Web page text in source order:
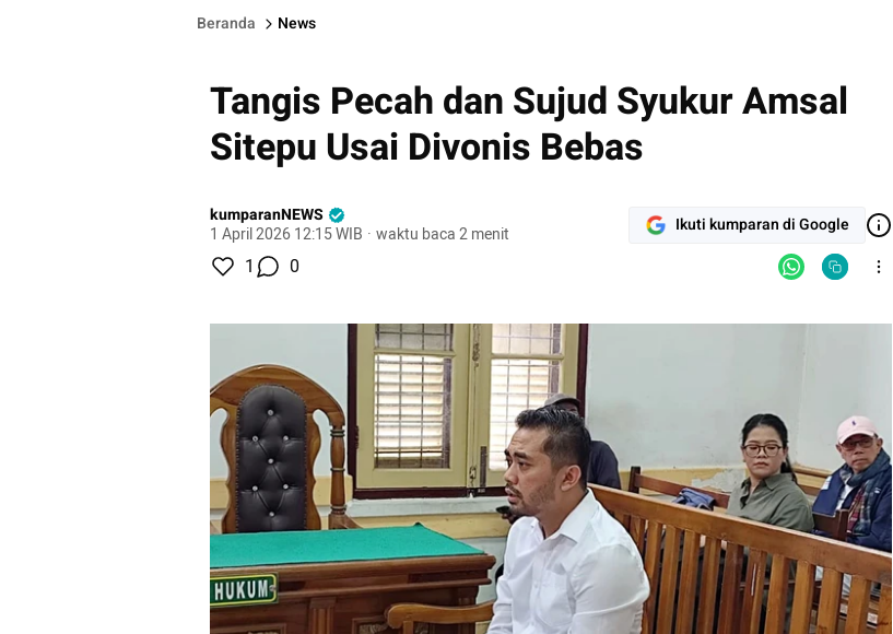
Beranda News
Tangis Pecah dan Sujud Syukur Amsal
Sitepu Usai Divonis Bebas
kumparanNEWS
1 April 2026 12:15 WIB · waktu baca 2 menit Ikuti kumparan di Google
1 0